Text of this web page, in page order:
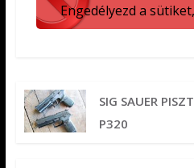
Engedélyezd a
SIG SAUER
P320